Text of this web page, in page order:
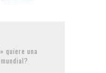
quiere una